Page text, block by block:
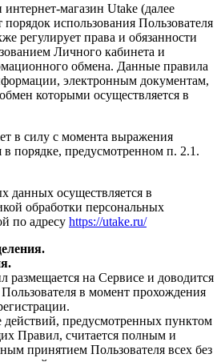
интернет-магазин Utake (далее
порядок использования Пользователя
регулирует права и обязанности
Личного кабинета и
обмена. Данные правила
электронным документам,
которыми осуществляется в
в силу с момента выражения
в порядке, предусмотренном п. 2.1.
данных осуществляется в
обработки персональных
по адресу https://utake.ru/
размещается на Сервисе и доводится
Пользователя в момент прохождения
предусмотренных пунктом
Правил, считается полным и
принятием Пользователя всех без